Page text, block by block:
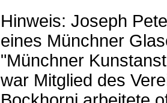
Hinweis: Joseph
eines Münchner
"Münchner
war Mitglied des